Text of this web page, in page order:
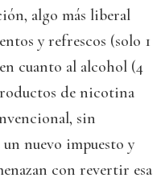
algo más liberal
y refrescos (solo 1
cuanto al alcohol (4
de nicotina
sin
nuevo impuesto y
con revertir esa